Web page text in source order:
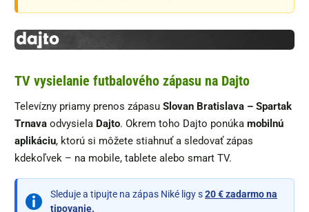
TV vysielanie futbalového zápasu na Dajto
Televízny priamy prenos zápasu Slovan Bratislava – Spartak
Trnava odvysiela Dajto. Okrem toho Dajto ponúka mobilnú
aplikáciu, ktorú si môžete stiahnuť a sledovať zápas
kdekoľvek – na mobile, tablete alebo smart TV.
Sleduje a tipujte na zápas Niké ligy s20 € zadarmo na
tipovanie.